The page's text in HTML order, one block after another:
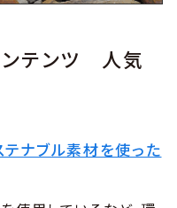
ンテンツ 人気
テナブル素材を使った